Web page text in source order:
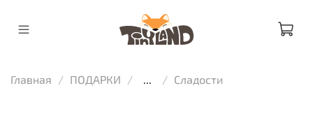
Главная ПОДАРКИ Сладости